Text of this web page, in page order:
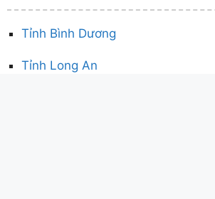
Tỉnh Bình Dương
Tỉnh Long An